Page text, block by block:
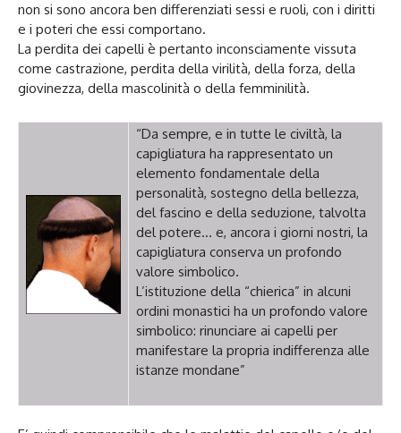
non si sono ancora ben differenziati sessi e ruoli, con i diritti
e i poteri che essi comportano.
La perdita dei capelli è pertanto inconsciamente vissuta
come castrazione, perdita della virilità, della forza, della
giovinezza, della mascolinità o della femminilità.
“Da sempre, e in tutte le civiltà, la
capigliatura ha rappresentato un
elemento fondamentale della
personalità, sostegno della bellezza,
del fascino e della seduzione, talvolta
del potere… e, ancora i giorni nostri, la
capigliatura conserva un profondo
valore simbolico.
L’istituzione della “chierica” in alcuni
ordini monastici ha un profondo valore
simbolico: rinunciare ai capelli per
manifestare la propria indifferenza alle
istanze mondane”